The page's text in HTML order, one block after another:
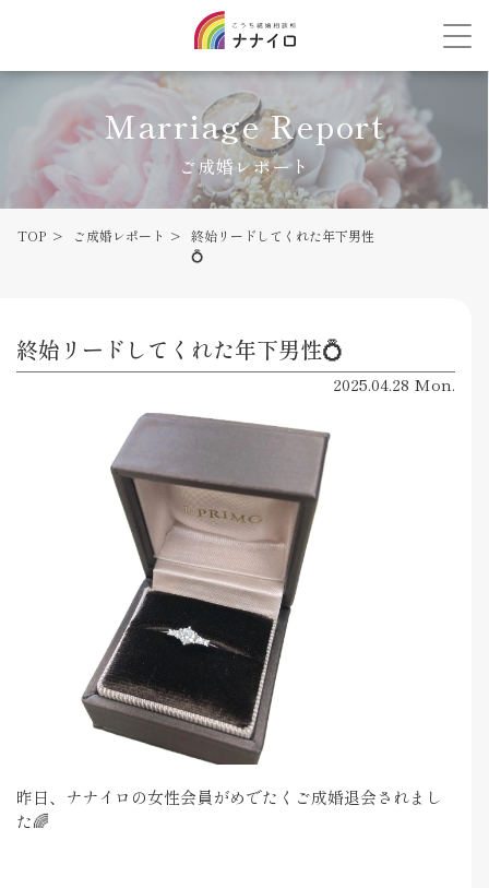
Marriage Report
ご成婚レポート
TOP ご成婚レポート
終始リードしてくれた年下男性
💍
終始リードしてくれた年下男性💍
2025.04.28 Mon.
昨日、ナナイロの女性会員がめでたくご成婚退会されまし
た🌈